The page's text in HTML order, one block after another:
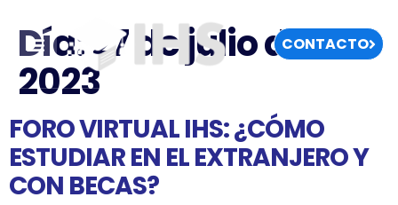
CONTACTO
Día:27 de julio de
2023
FORO VIRTUAL IHS: ¿CÓMO
ESTUDIAR EN EL EXTRANJERO Y
CON BECAS?